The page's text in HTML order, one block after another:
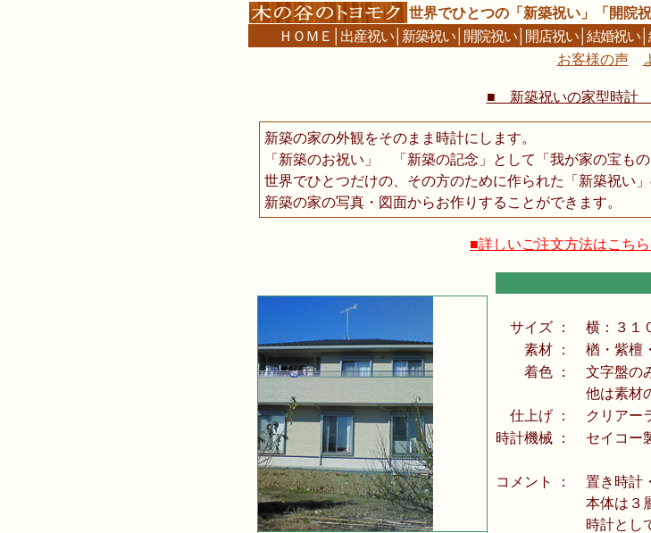
世界でひとつの「新築祝い」「開院
ＨＯＭＥ 出産祝い 新築祝い 開院祝い 開店祝い 結婚祝い
お客様の声
■ 新築祝いの家型時
新築の家の外観をそのまま時計にします。
「新築のお祝い」 「新築の記念」として「我が家の宝も
世界でひとつだけの、その方のために作られた「新築祝い」
新築の家の写真・図面からお作りすることができます。
■詳しいご注文方法はこち
サイズ ：
横：３１
素材 ：
楢・紫檀
着色 ：
文字盤の
他は素材
仕上げ ：
クリアー
時計機械 ：
セイコー
コメント ：
置き時計
本体は３
時計とし